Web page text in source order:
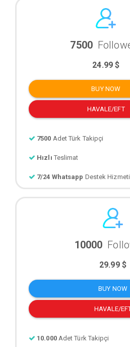
7500
24.99 $
BUY NOW
HAVALE/EFT
7500 Adet Türk Takipçi
Hızlı Teslimat
7/24 Whatsapp
10000
29.99 $
BUY NOW
HAVALE/
10.000 Adet Türk Takipçi